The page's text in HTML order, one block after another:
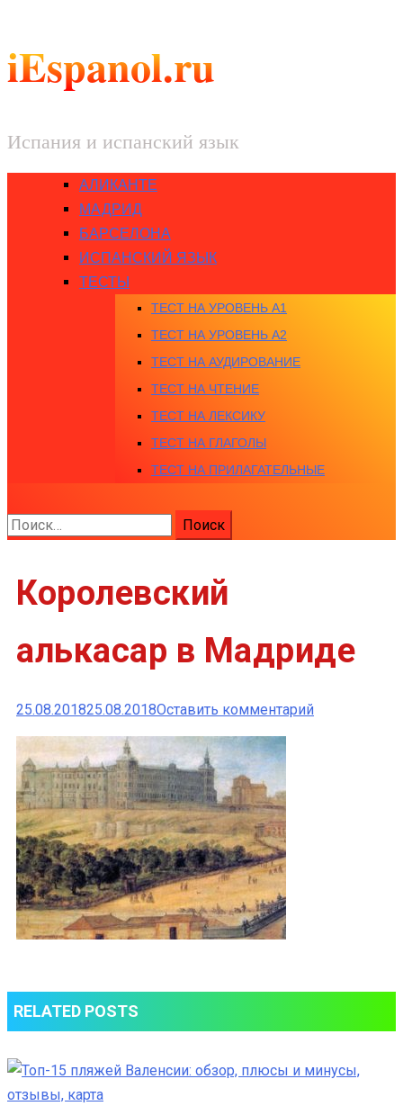
iEspanol.ru
Испания и испанский язык
АЛИКАНТЕ
МАДРИД
БАРСЕЛОНА
ИСПАНСКИЙ ЯЗЫК
ТЕСТЫ
ТЕСТ НА УРОВЕНЬ A1
ТЕСТ НА УРОВЕНЬ A2
ТЕСТ НА АУДИРОВАНИЕ
ТЕСТ НА ЧТЕНИЕ
ТЕСТ НА ЛЕКСИКУ
ТЕСТ НА ГЛАГОЛЫ
ТЕСТ НА ПРИЛАГАТЕЛЬНЫЕ
Найти:
Королевский
алькасар в Мадриде
25.08.201825.08.2018Оставить комментарийк
RELATED POSTS